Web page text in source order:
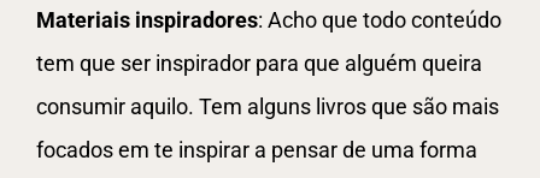
Materiais inspiradores: Acho que todo conteúdo
tem que ser inspirador para que alguém queira
consumir aquilo. Tem alguns livros que são mais
focados em te inspirar a pensar de uma forma